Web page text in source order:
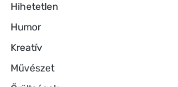
Hihetetlen
Humor
Kreatív
Művészet